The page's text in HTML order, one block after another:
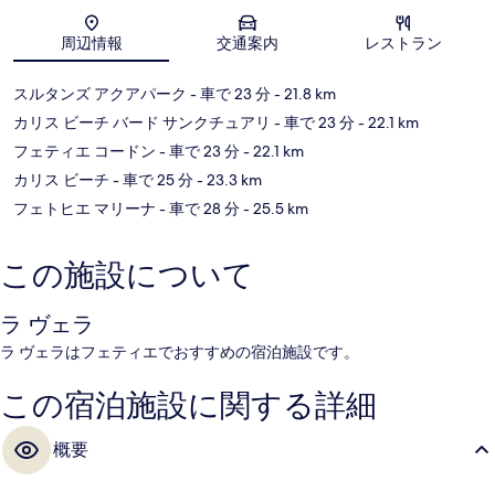
周辺情報 交通案内 レストラン
スルタンズ アクアパーク - 車で 23 分- 21.8 km
カリス ビーチ バード サンクチュアリ - 車で 23 分- 22.1 km
フェティエ コードン - 車で 23 分- 22.1 km
カリス ビーチ - 車で 25 分- 23.3 km
フェトヒエ マリーナ - 車で 28 分- 25.5 km
この施設について
ラ ヴェラ
ラ ヴェラはフェティエでおすすめの宿泊施設です。
この宿泊施設に関する詳細
概要